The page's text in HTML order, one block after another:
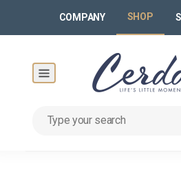
COMPANY SHOP